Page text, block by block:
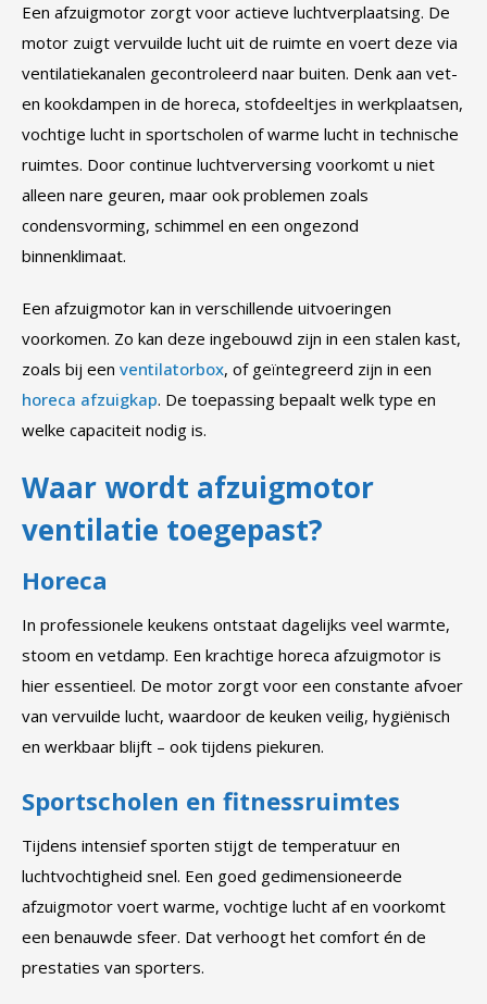
Een afzuigmotor zorgt voor actieve luchtverplaatsing. De
motor zuigt vervuilde lucht uit de ruimte en voert deze via
ventilatiekanalen gecontroleerd naar buiten. Denk aan vet-
en kookdampen in de horeca, stofdeeltjes in werkplaatsen,
vochtige lucht in sportscholen of warme lucht in technische
ruimtes. Door continue luchtverversing voorkomt u niet
alleen nare geuren, maar ook problemen zoals
condensvorming, schimmel en een ongezond
binnenklimaat.
Een afzuigmotor kan in verschillende uitvoeringen
voorkomen. Zo kan deze ingebouwd zijn in een stalen kast,
zoals bij een ventilatorbox, of geïntegreerd zijn in een
horeca afzuigkap. De toepassing bepaalt welk type en
welke capaciteit nodig is.
Waar wordt afzuigmotor
ventilatie toegepast?
Horeca
In professionele keukens ontstaat dagelijks veel warmte,
stoom en vetdamp. Een krachtige horeca afzuigmotor is
hier essentieel. De motor zorgt voor een constante afvoer
van vervuilde lucht, waardoor de keuken veilig, hygiënisch
en werkbaar blijft – ook tijdens piekuren.
Sportscholen en fitnessruimtes
Tijdens intensief sporten stijgt de temperatuur en
luchtvochtigheid snel. Een goed gedimensioneerde
afzuigmotor voert warme, vochtige lucht af en voorkomt
een benauwde sfeer. Dat verhoogt het comfort én de
prestaties van sporters.